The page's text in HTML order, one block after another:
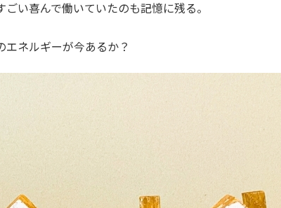
い喜んで働いていたのも記憶に残る。
エネルギーが今あるか？